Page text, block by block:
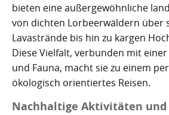
bieten eine außergewöhnliche
von dichten Lorbeerwäldern über
Lavastrände bis hin zu kargen
Diese Vielfalt, verbunden mit
und Fauna, macht sie zu einem
ökologisch orientiertes Reisen.
Nachhaltige Aktivitäten und